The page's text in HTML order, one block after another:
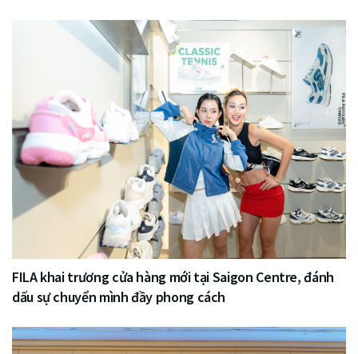
FILA khai trương cửa hàng mới tại Saigon Centre, đánh
dấu sự chuyển mình đầy phong cách